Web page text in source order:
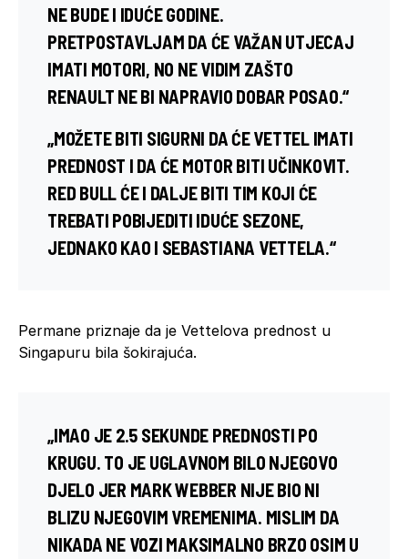
NE BUDE I IDUĆE GODINE.
PRETPOSTAVLJAM DA ĆE VAŽAN UTJECAJ
IMATI MOTORI, NO NE VIDIM ZAŠTO
RENAULT NE BI NAPRAVIO DOBAR POSAO.“
„MOŽETE BITI SIGURNI DA ĆE VETTEL IMATI
PREDNOST I DA ĆE MOTOR BITI UČINKOVIT.
RED BULL ĆE I DALJE BITI TIM KOJI ĆE
TREBATI POBIJEDITI IDUĆE SEZONE,
JEDNAKO KAO I SEBASTIANA VETTELA.“
Permane priznaje da je Vettelova prednost u
Singapuru bila šokirajuća.
„IMAO JE 2.5 SEKUNDE PREDNOSTI PO
KRUGU. TO JE UGLAVNOM BILO NJEGOVO
DJELO JER MARK WEBBER NIJE BIO NI
BLIZU NJEGOVIM VREMENIMA. MISLIM DA
NIKADA NE VOZI MAKSIMALNO BRZO OSIM U